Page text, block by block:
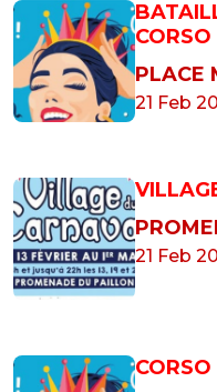
PLACE
21 Feb
21 Feb